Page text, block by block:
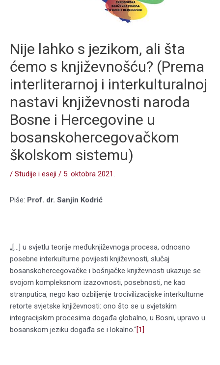
Nije lahko s jezikom, ali šta
ćemo s književnošću? (Prema
interliterarnoj i interkulturalnoj
nastavi književnosti naroda
Bosne i Hercegovine u
bosanskohercegovačkom
školskom sistemu)
/ Studije i eseji / 5. oktobra 2021.
Piše: Prof. dr. Sanjin Kodrić
„[…] u svjetlu teorije međuknjiževnoga procesa, odnosno
posebne interkulturne povijesti književnosti, slučaj
bosanskohercegovačke i bošnjačke književnosti ukazuje se
svojom kompleksnom izazovnosti, posebnosti, ne kao
stranputica, nego kao ozbiljenje trocivilizacijske interkulturne
retorte svjetske književnosti: ono što se u svjetskim
integracijskim procesima događa globalno, u Bosni, upravo u
bosanskom jeziku događa se i lokalno.“[1]